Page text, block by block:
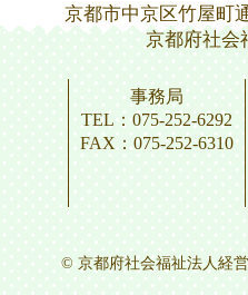
京都市中京区竹屋町
京都府社会
事務局
TEL：075-252-6292
FAX：075-252-6310
© 京都府社会福祉法人経営